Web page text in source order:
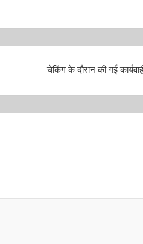
चेकिंग के दौरान की गई